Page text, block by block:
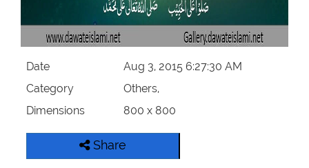
Date
Aug 3, 2015 6:27:30 AM
Category
Others,
Dimensions
800 x 800
Share